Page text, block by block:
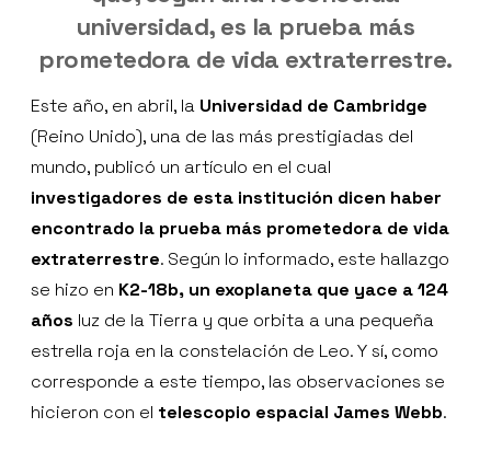
universidad, es la prueba más
prometedora de vida extraterrestre.
Este año, en abril, la Universidad de Cambridge
(Reino Unido), una de las más prestigiadas del
mundo, publicó un artículo en el cual
investigadores de esta institución dicen haber
encontrado la prueba más prometedora de vida
extraterrestre. Según lo informado, este hallazgo
se hizo en K2-18b, un exoplaneta que yace a 124
años luz de la Tierra y que orbita a una pequeña
estrella roja en la constelación de Leo. Y sí, como
corresponde a este tiempo, las observaciones se
hicieron con el telescopio espacial James Webb.